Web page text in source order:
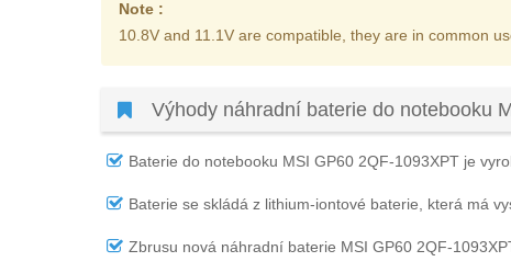
Note :
10.8V and 11.1V are compatible, they are in common
Výhody náhradní baterie do notebooku
Baterie do notebooku MSI GP60 2QF-1093XPT je
Baterie se skládá z lithium-iontové baterie, která má
Zbrusu nová náhradní baterie MSI GP60 2QF-